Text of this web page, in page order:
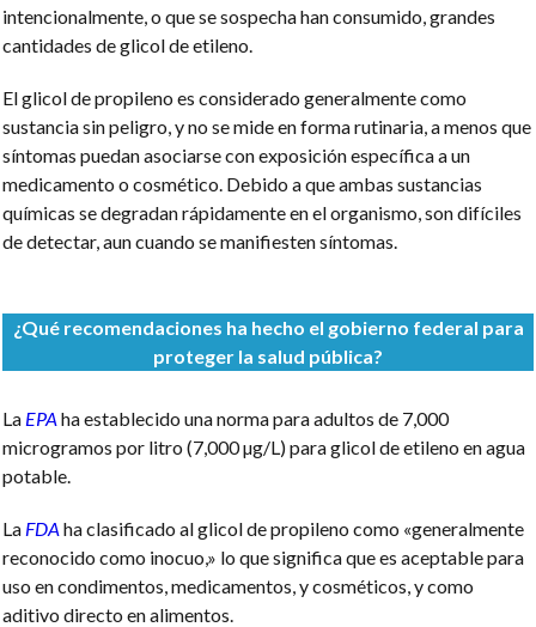
intencionalmente, o que se sospecha han consumido, grandes
cantidades de glicol de etileno.
El glicol de propileno es considerado generalmente como
sustancia sin peligro, y no se mide en forma rutinaria, a menos que
síntomas puedan asociarse con exposición específica a un
medicamento o cosmético. Debido a que ambas sustancias
químicas se degradan rápidamente en el organismo, son difíciles
de detectar, aun cuando se manifiesten síntomas.
¿Qué recomendaciones ha hecho el gobierno federal para
proteger la salud pública?
La EPA ha establecido una norma para adultos de 7,000
microgramos por litro (7,000 µg/L) para glicol de etileno en agua
potable.
La FDA ha clasificado al glicol de propileno como «generalmente
reconocido como inocuo,» lo que significa que es aceptable para
uso en condimentos, medicamentos, y cosméticos, y como
aditivo directo en alimentos.